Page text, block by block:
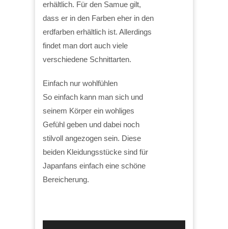
erhältlich. Für den Samue gilt,
dass er in den Farben eher in den
erdfarben erhältlich ist. Allerdings
findet man dort auch viele
verschiedene Schnittarten.
Einfach nur wohlfühlen
So einfach kann man sich und
seinem Körper ein wohliges
Gefühl geben und dabei noch
stilvoll angezogen sein. Diese
beiden Kleidungsstücke sind für
Japanfans einfach eine schöne
Bereicherung.